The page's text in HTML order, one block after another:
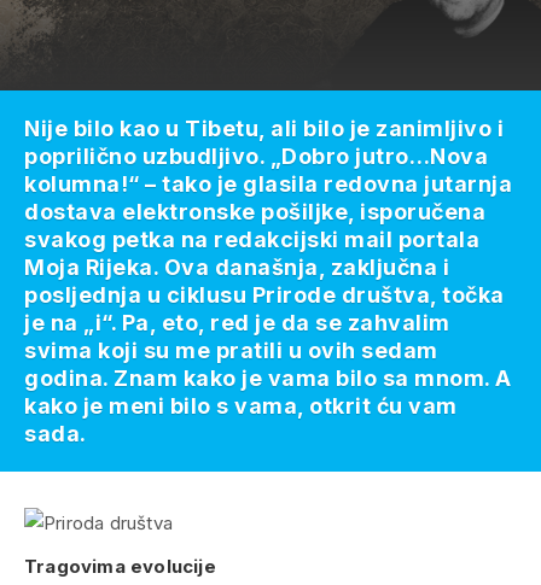
Tragovima evolucije
Nije bilo kao u Tibetu, ali bilo je zanimljivo i
poprilično uzbudljivo. „Dobro jutro…Nova
kolumna!“ – tako je glasila redovna jutarnja
dostava elektronske pošiljke, isporučena
svakog petka na redakcijski mail portala
Moja Rijeka. Ova današnja, zaključna i
posljednja u ciklusu Prirode društva, točka
je na „i“. Pa, eto, red je da se zahvalim
svima koji su me pratili u ovih sedam
godina. Znam kako je vama bilo sa mnom. A
kako je meni bilo s vama, otkrit ću vam
sada.